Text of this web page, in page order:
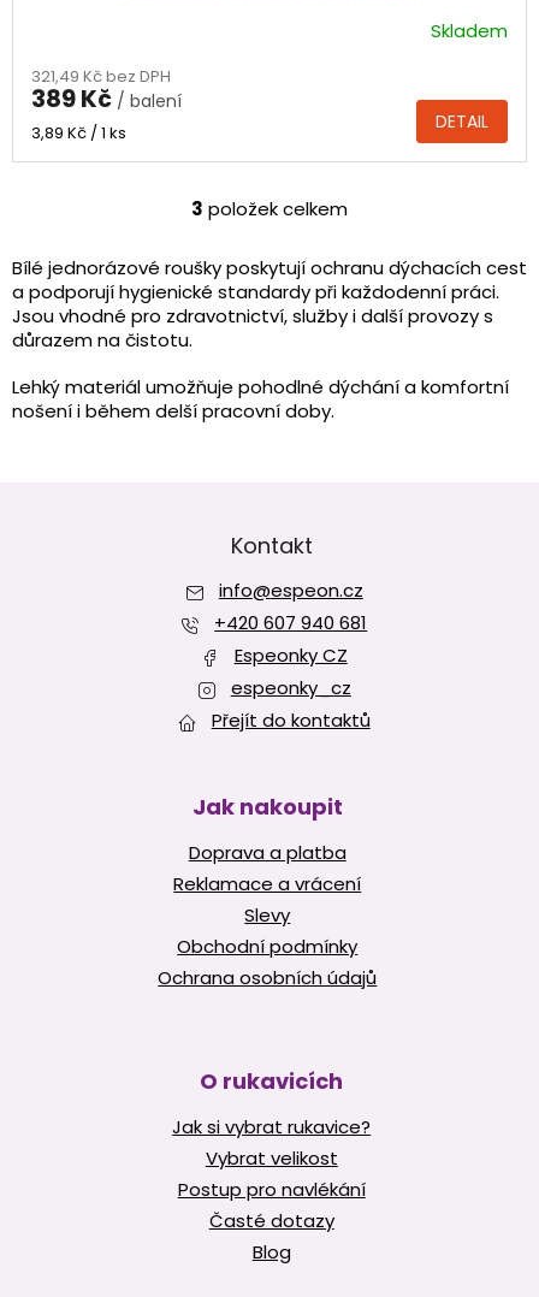
produktu
je
5,0
Skladem
321,49 Kč bez DPH
389 Kč / balení
Měrná
3,89 Kč / 1 ks DETAIL
O
l
á
d
a
í
p
r
ý
p
i
s
u
3 položek celkem
Bílé jednorázové roušky poskytují ochranu dýchacích cest
a podporují hygienické standardy při každodenní práci.
Jsou vhodné pro zdravotnictví, služby i další provozy s
důrazem na čistotu.
Lehký materiál umožňuje pohodlné dýchání a komfortní
nošení i během delší pracovní doby.
Kontakt
info@espeon.cz
+420 607 940 681
Espeonky CZ
espeonky_cz
Přejít do kontaktů
Jak nakoupit
Doprava a platba
Reklamace a vrácení
Slevy
Obchodní podmínky
Ochrana osobních údajů
O rukavicích
Jak si vybrat rukavice?
Vybrat velikost
Postup pro navlékání
Časté dotazy
Blog